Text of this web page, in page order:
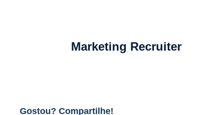
Marketing Recruiter
Gostou? Compartilhe!